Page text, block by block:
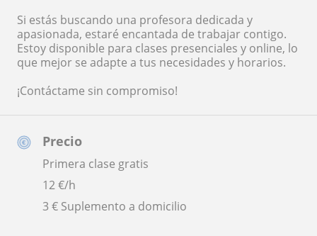
Precio
Primera clase gratis
12€/h
3 € Suplemento a domicilio
Si estás buscando una profesora dedicada y
apasionada, estaré encantada de trabajar contigo.
Estoy disponible para clases presenciales y online, lo
que mejor se adapte a tus necesidades y horarios.
¡Contáctame sin compromiso!